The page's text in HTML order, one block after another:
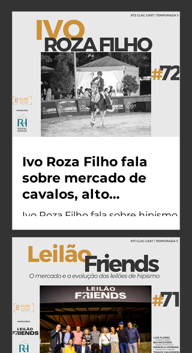
Ivo Roza Filho fala
sobre mercado de
cavalos, alto
rendimento e os
desafios do hipismo
brasileiro
Ivo Roza Filho fala sobre hipismo
brasileiro, mercado de cavalos,
Leilão Next Generation, comissões
de venda e os desafios do alto
rendimento no esporte.